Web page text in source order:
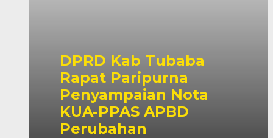
DPRD Kab Tubaba
Rapat Paripurna
Penyampaian Nota
KUA-PPAS APBD
Perubahan